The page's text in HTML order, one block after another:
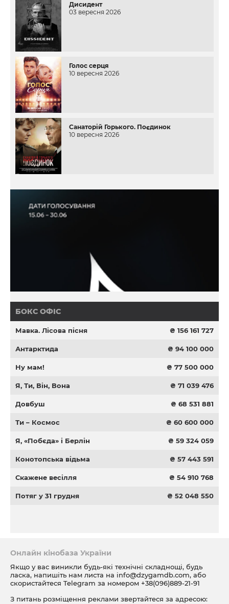
Дисидент
03 вересня 2026
Голос серця
10 вересня 2026
Санаторій Горького. Поєдинок
10 вересня 2026
БОКС ОФІС
Мавка. Лісова пісня ₴ 156 161 727
Антарктида ₴ 94 100 000
Ну мам! ₴ 77 500 000
Я, Ти, Він, Вона ₴ 71 039 476
Довбуш ₴ 68 531 881
Ти – Космос ₴ 60 600 000
Я, «Побєда» і Берлін ₴ 59 324 059
Конотопська відьма ₴ 57 443 591
Скажене весілля ₴ 54 910 768
Потяг у 31 грудня ₴ 52 048 550
Онлайн кінобаза України
Якщо у вас виникли будь-які технічні складнощі, будь
ласка, напишіть нам листа на info@dzygamdb.com, або
скористайтеся Telegram за номером +38(096)889-21-91
З питань розміщення реклами звертайтеся за адресою: